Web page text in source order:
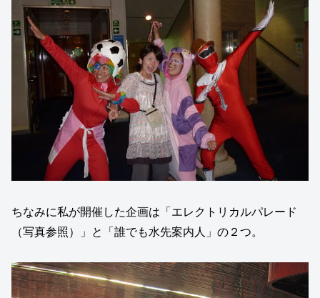
ちなみに私が開催した企画は「エレクトリカルパレード
（写真参照）」と「誰でも水先案内人」の２つ。